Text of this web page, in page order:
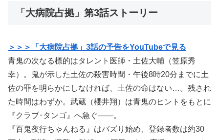
「大病院占拠」第3話ストーリー
＞＞＞「大病院占拠」3話の予告をYouTubeで見る
青鬼の次なる標的はタレント医師・土佐大輔（笠原秀
幸）。鬼が示した土佐の殺害時間・午後8時20分までに土
佐の罪を明らかにしなければ、土佐の命はない…。残され
た時間はわずか。武蔵（櫻井翔）は青鬼のヒントをもとに
『クラブ･タンゴ』へ急ぐ――。
『百鬼夜行ちゃんねる』はバズり始め、登録者数は約30